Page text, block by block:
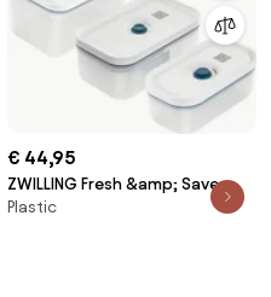
€ 44,95
ZWILLING Fresh &amp; Save
Vacuumdozenset S/M/L 3-delig
Plastic